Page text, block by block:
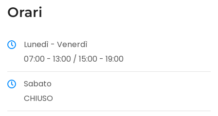
Neuropsicologia
Reumatologia
Orari
Lunedì - Venerdì
07:00 - 13:00 / 15:00 - 19:00
Sabato
CHIUSO